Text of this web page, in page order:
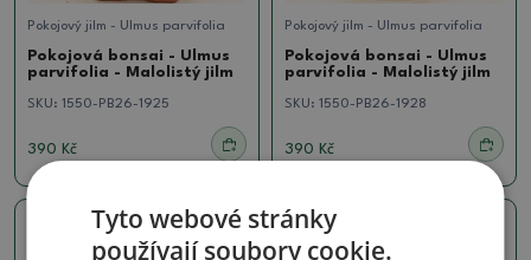
Pokojový jilm - Ulmus parvifolia
Pokojová bonsai - Ulmus
parvifolia - Malolistý jilm
SKU: 1550-PB26-1925
390 Kč
Pokojový jilm - Ulmus parvifolia
Pokojová bonsai - Ulmus
parvifolia - Malolistý jilm
SKU: 1550-PB26-1928
390 Kč
Skutečná fotografie Skutečná fotografie
Tyto webové stránky
používají soubory cookie.